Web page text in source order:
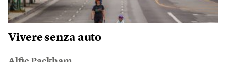
Vivere senza auto